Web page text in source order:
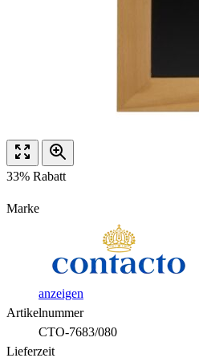
33% Rabatt
Marke
anzeigen
Artikelnummer
CTO-7683/080
Lieferzeit